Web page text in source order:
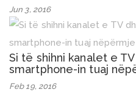
Jun 3, 2016
Si të shihni kanalet e
smartphone-in tuaj
Feb 19, 2016